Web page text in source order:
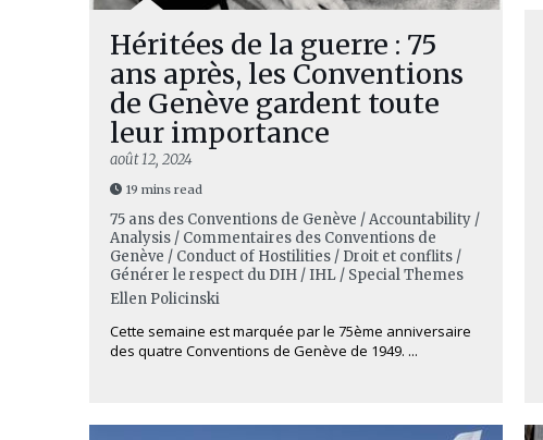
Héritées de la guerre : 75
ans après, les Conventions
de Genève gardent toute
leur importance
août 12, 2024
19 mins read
75 ans des Conventions de Genève / Accountability /
Analysis / Commentaires des Conventions de
Genève / Conduct of Hostilities / Droit et conflits /
Générer le respect du DIH / IHL / Special Themes
Ellen Policinski
Cette semaine est marquée par le 75ème anniversaire
des quatre Conventions de Genève de 1949. ...